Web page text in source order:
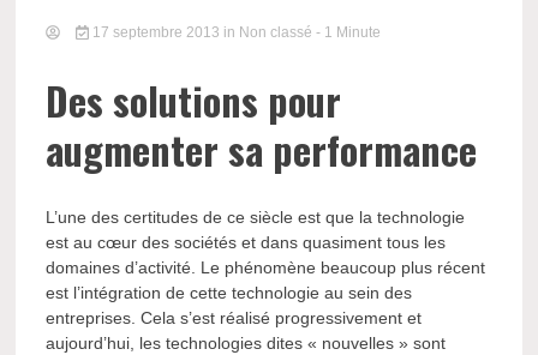
17 septembre 2013 in Non classé - 1 Minute
Des solutions pour
augmenter sa performance
L’une des certitudes de ce siècle est que la technologie
est au cœur des sociétés et dans quasiment tous les
domaines d’activité. Le phénomène beaucoup plus récent
est l’intégration de cette technologie au sein des
entreprises. Cela s’est réalisé progressivement et
aujourd’hui, les technologies dites « nouvelles » sont